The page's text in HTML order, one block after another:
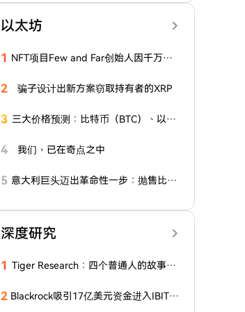
以太坊
1 NFT项目Few and Far创始人因千万美
2 骗子设计出新方案窃取持有者的XRP
3 三大价格预测：比特币（BTC）、以太
4 我们，已在奇点之中
5 意大利巨头迈出革命性一步：抛售比特
深度研究
1 Tiger Research：四个普通人的故事，
2 Blackrock吸引17亿美元资金进入IBIT基